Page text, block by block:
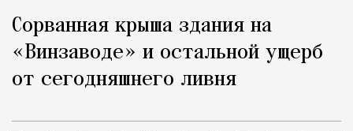
Сорванная крыша здания на
«Винзаводе» и остальной ущерб
от сегодняшнего ливня